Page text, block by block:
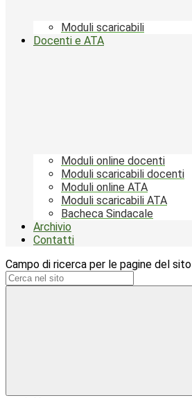
Moduli scaricabili
Docenti e ATA
Moduli online docenti
Moduli scaricabili docenti
Moduli online ATA
Moduli scaricabili ATA
Bacheca Sindacale
Archivio
Contatti
Campo di ricerca per le pagine del sito